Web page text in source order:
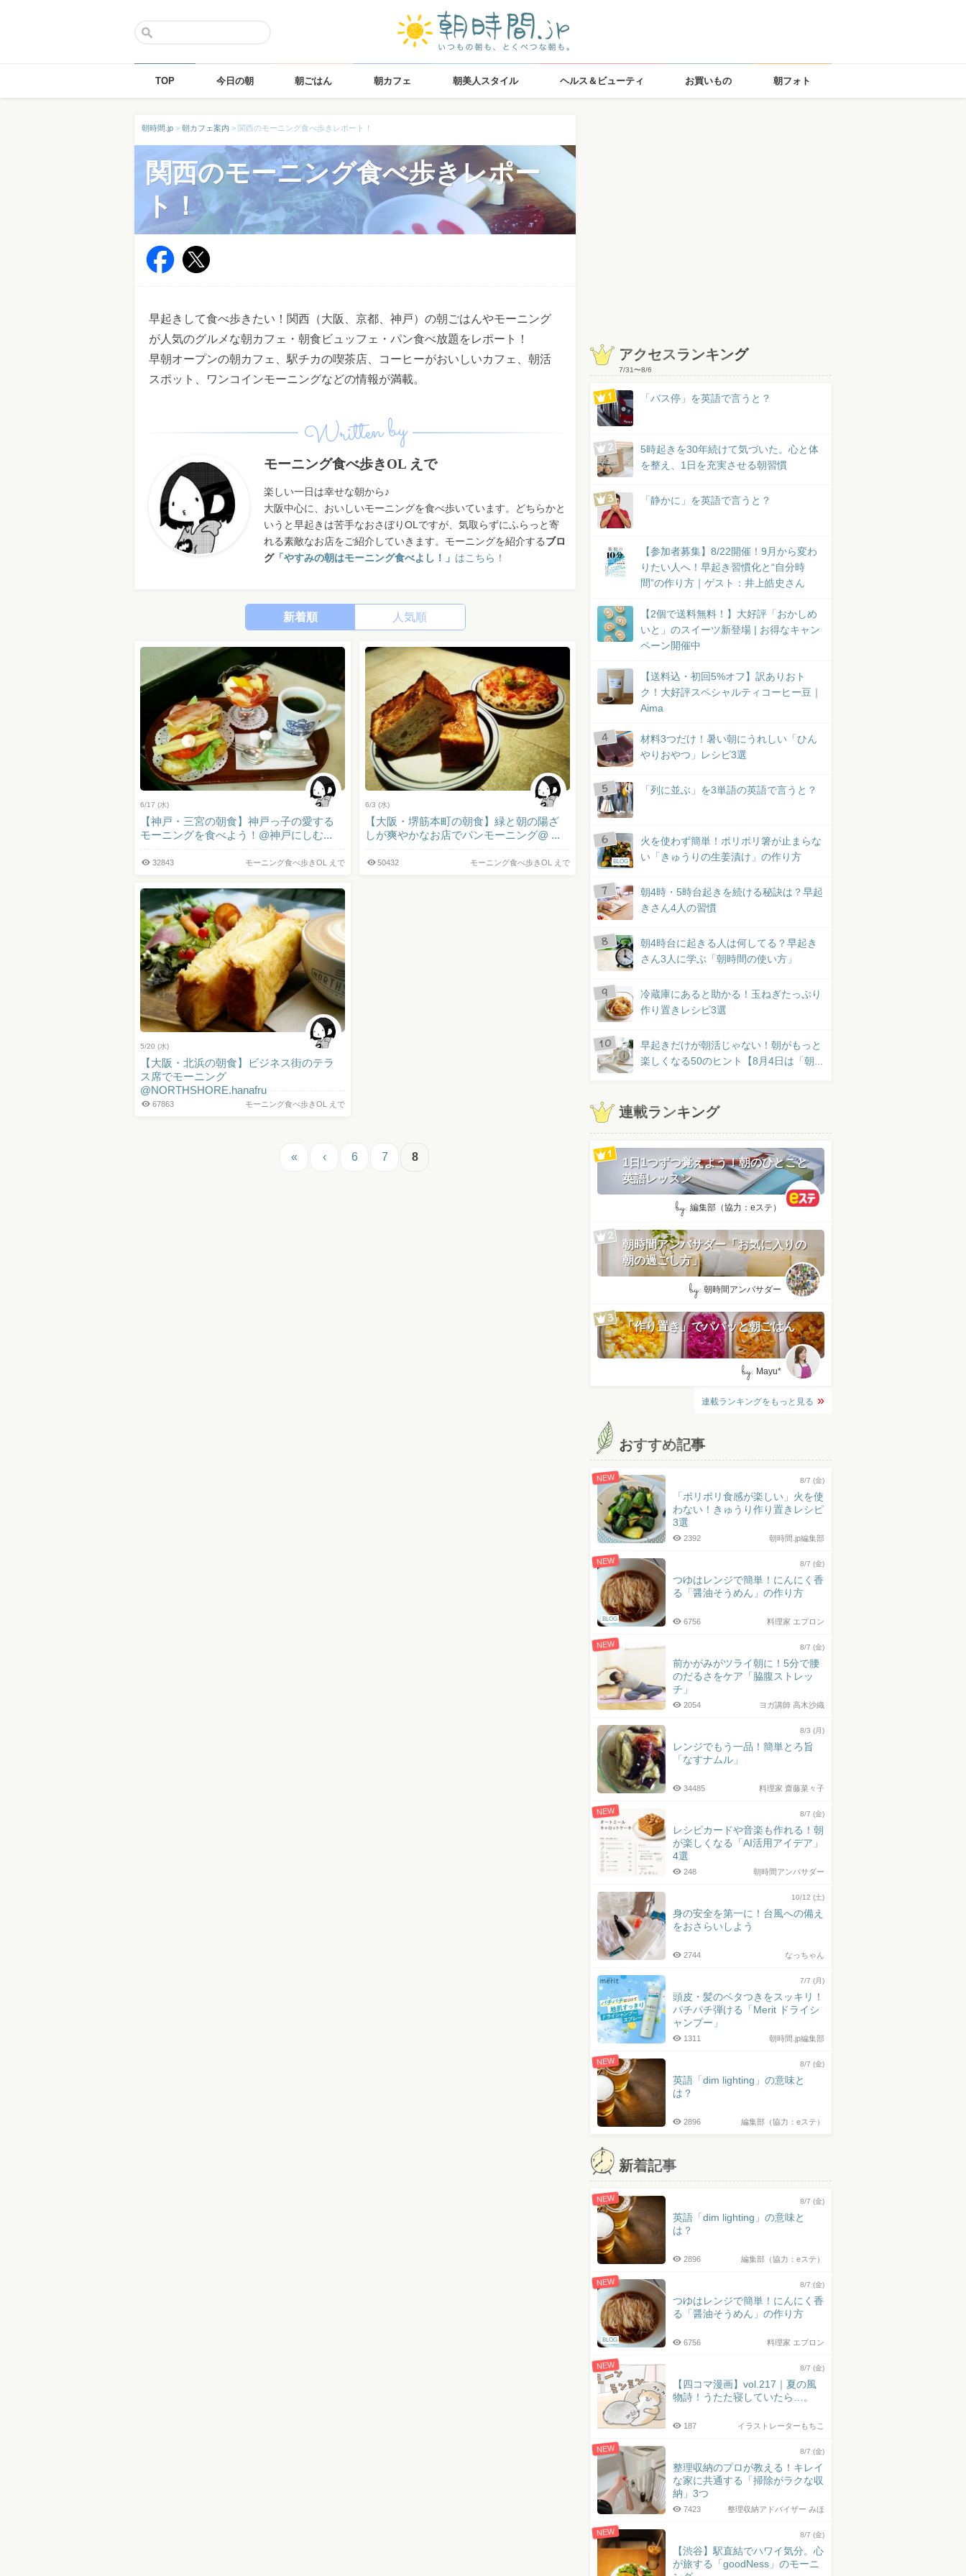
TOP 今日の朝 朝ごはん 朝カフェ 朝美人スタイル ヘルス＆ビューティ お買いもの 朝フォト
朝時間.jp > 朝カフェ案内 > 関西のモーニング食べ歩きレポート！
関西のモーニング食べ歩きレポー
ト！
早起きして食べ歩きたい！関西（大阪、京都、神戸）の朝ごはんやモーニング
が人気のグルメな朝カフェ・朝食ビュッフェ・パン食べ放題をレポート！
早朝オープンの朝カフェ、駅チカの喫茶店、コーヒーがおいしいカフェ、朝活
スポット、ワンコインモーニングなどの情報が満載。
Written by
モーニング食べ歩きOL えで
楽しい一日は幸せな朝から♪
大阪中心に、おいしいモーニングを食べ歩いています。どちらかと
いうと早起きは苦手なおさぼりOLですが、気取らずにふらっと寄
れる素敵なお店をご紹介していきます。モーニングを紹介するブロ
グ「 やすみの朝はモーニング食べよし！」 はこちら！
新着順 人気順
6/17 (水)
【神戸・三宮の朝食】神戸っ子の愛する
モーニングを食べよう！@神戸にしむ...
モーニング食べ歩きOL えで
32843
6/3 (水)
【大阪・堺筋本町の朝食】緑と朝の陽ざ
しが爽やかなお店でパンモーニング@ ...
モーニング食べ歩きOL えで
50432
5/20 (水)
【大阪・北浜の朝食】ビジネス街のテラ
ス席でモーニング
@NORTHSHORE.hanafru
モーニング食べ歩きOL えで
67863
« ‹ 6 7 8
アクセスランキング
7/31〜8/6
「バス停」を英語で言うと？
5時起きを30年続けて気づいた。心と体
を整え、1日を充実させる朝習慣
「静かに」を英語で言うと？
【参加者募集】8/22開催！9月から変わ
りたい人へ！早起き習慣化と“自分時
間”の作り方｜ゲスト：井上皓史さん
【2個で送料無料！】大好評「おかしめ
いと」のスイーツ新登場 | お得なキャン
ペーン開催中
【送料込・初回5%オフ】訳ありおト
ク！大好評スペシャルティコーヒー豆｜
Aima
材料3つだけ！暑い朝にうれしい「ひん
やりおやつ」レシピ3選
「列に並ぶ」を3単語の英語で言うと？
BLOG
火を使わず簡単！ポリポリ箸が止まらな
い「きゅうりの生姜漬け」の作り方
朝4時・5時台起きを続ける秘訣は？早起
きさん4人の習慣
朝4時台に起きる人は何してる？早起き
さん3人に学ぶ「朝時間の使い方」
冷蔵庫にあると助かる！玉ねぎたっぷり
作り置きレシピ3選
早起きだけが朝活じゃない！朝がもっと
楽しくなる50のヒント【8月4日は「朝...
連載ランキング
1日1つずつ覚えよう！朝のひとこと
英語レッスン
by: 編集部（協力：eステ）
朝時間アンバサダー「お気に入りの
朝の過ごし方」
by: 朝時間アンバサダー
「作り置き」でパパッと朝ごはん
by: Mayu*
連載ランキングをもっと見る
おすすめ記事
NEW 8/7 (金)
「ポリポリ食感が楽しい」火を使
わない！きゅうり作り置きレシピ
3選
朝時間.jp編集部
2392
NEW
BLOG
8/7 (金)
つゆはレンジで簡単！にんにく香
る「醤油そうめん」の作り方
料理家 エプロン
6756
NEW 8/7 (金)
前かがみがツライ朝に！5分で腰
のだるさをケア「脇腹ストレッ
チ」
ヨガ講師 高木沙織
2054
8/3 (月)
レンジでもう一品！簡単とろ旨
「なすナムル」
料理家 齋藤菜々子
34485
NEW 8/7 (金)
レシピカードや音楽も作れる！朝
が楽しくなる「AI活用アイデア」
4選
朝時間アンバサダー
248
10/12 (土)
身の安全を第一に！台風への備え
をおさらいしよう
なっちゃん
2744
7/7 (月)
頭皮・髪のベタつきをスッキリ！
パチパチ弾ける「Merit ドライシ
ャンプー」
朝時間.jp編集部
1311
NEW 8/7 (金)
英語「dim lighting」の意味と
は？
編集部（協力：eステ）
2896
新着記事
NEW 8/7 (金)
英語「dim lighting」の意味と
は？
編集部（協力：eステ）
2896
NEW
BLOG
8/7 (金)
つゆはレンジで簡単！にんにく香
る「醤油そうめん」の作り方
料理家 エプロン
6756
NEW 8/7 (金)
【四コマ漫画】vol.217｜夏の風
物詩！うたた寝していたら…。
イラストレーターもちこ
187
NEW 8/7 (金)
整理収納のプロが教える！キレイ
な家に共通する「掃除がラクな収
納」3つ
整理収納アドバイザー みほ
7423
NEW 8/7 (金)
【渋谷】駅直結でハワイ気分。心
が旅する「goodNess」のモーニ